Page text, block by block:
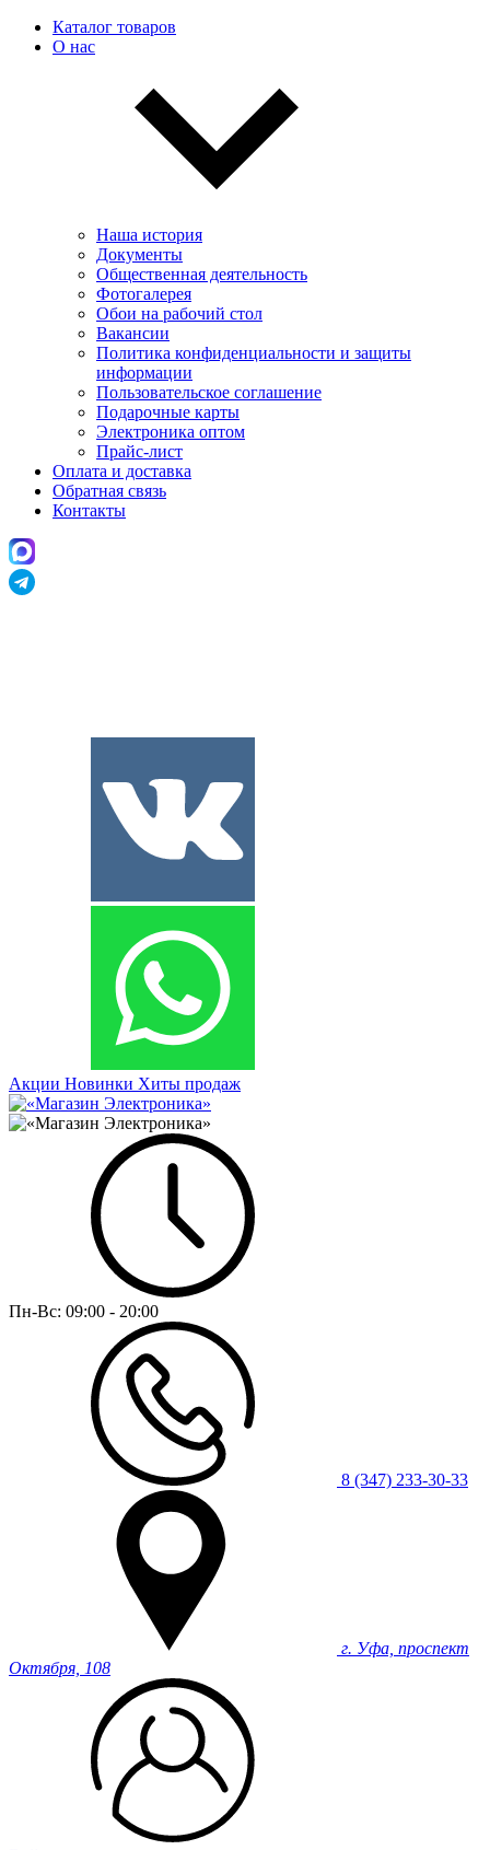
Каталог товаров
О нас
Наша история
Документы
Общественная деятельность
Фотогалерея
Обои на рабочий стол
Вакансии
Политика конфиденциальности и защиты
информации
Пользовательскоe соглашение
Подарочные карты
Электроника оптом
Прайс-лист
Оплата и доставка
Обратная связь
Контакты
Акции Новинки Хиты продаж
Пн-Вс: 09:00 - 20:00
8 (347) 233-30-33
г. Уфа, проспект
Октября, 108